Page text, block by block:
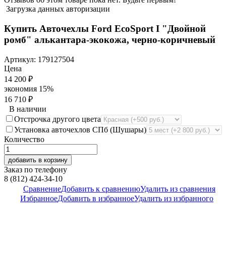
Загрузка данных авторизации
Купить Авточехлы Ford EcoSport I "Двойной
ромб" алькантара-экокожа, черно-коричневый
Артикул: 179127504
Цена
14 200 ₽
экономия 15%
16 710 ₽
В наличии
Отстрочка другого цвета
Установка авточехлов СПб (Шушары)
Количество
добавить в корзину
Заказ по телефону
8 (812) 424-34-10
СравнениеДобавить к сравнениюУдалить из сравнения
ИзбранноеДобавить в избранноеУдалить из избранного